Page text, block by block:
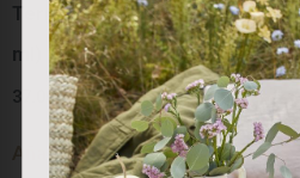
Termo Blanco Berry (800
ml)
37.00€
Añadir al carrito